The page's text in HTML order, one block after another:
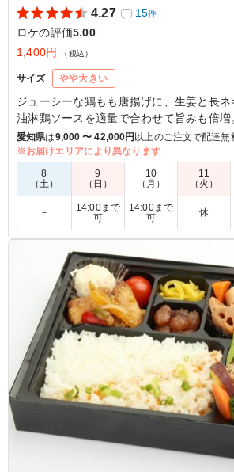
4.27 15件
ロケの評価5.00
1,400円
（税込）
サイズ やや大きい
ジューシーな鶏もも唐揚げに、生姜と長
油淋鶏ソースを適量で合わせて旨みも倍
スでじっくり煮込んだロールキャベツは家
く親しみやすい副菜も添えてある、アット
5.0
あまり弁当にはないメニューを見つけ、
のお弁当に頼んだのですが、みんなから
だねと高評価でした。野菜もたっぷり
いいと思います。ロールキャベツの汁
後に結構残ってゴミの袋に漏れるのが
したが、そこを除いては大満足でした
思います。
ご利用シーン： ロケ・撮影›ロケ
愛知県春日井市明知町 2022/07/23
愛知県は9,000 〜 42,000円 以上のご注文で配達無
※お届けエリアにより異なります
8
（土）
9
（日）
10
（月）
11
（火）
－
14:00まで
可
14:00まで
可
休